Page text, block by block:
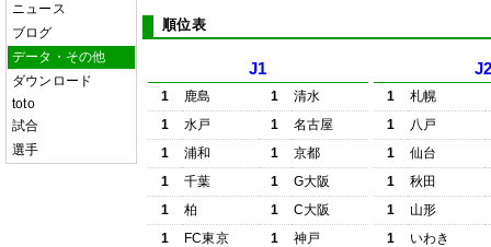
ニュース
ブログ
データ・その他
ダウンロード
toto
試合
選手
順位表
J1
1 鹿島 1
清水
1
水戸 1
名古屋
1
浦和 1
京都
1
千葉 1
G大阪
1
柏 1
C大阪
1
FC東京 1
神戸
1
札幌
1
八戸
1
仙台
1
秋田
1
山形
1
いわき